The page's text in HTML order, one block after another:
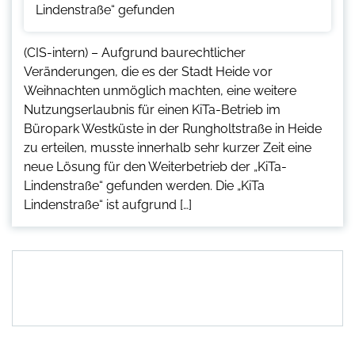
(CIS-intern) – Aufgrund baurechtlicher
Veränderungen, die es der Stadt Heide vor
Weihnachten unmöglich machten, eine weitere
Nutzungserlaubnis für einen KiTa-Betrieb im
Büropark Westküste in der Rungholtstraße in Heide
zu erteilen, musste innerhalb sehr kurzer Zeit eine
neue Lösung für den Weiterbetrieb der „KiTa-
Lindenstraße“ gefunden werden. Die „KiTa
Lindenstraße“ ist aufgrund […]